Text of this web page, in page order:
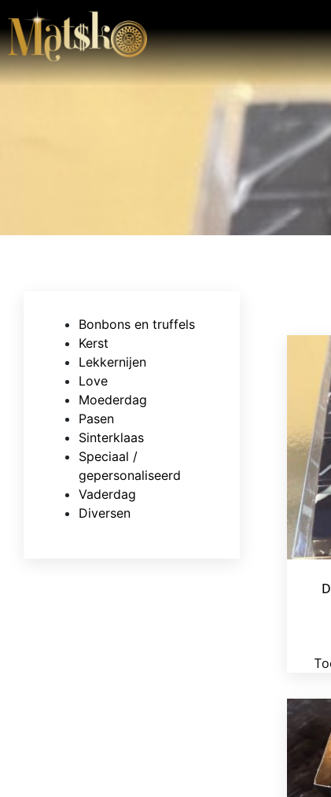
Bonbons en truffels
Kerst
Lekkernijen
Love
Moederdag
Pasen
Sinterklaas
Speciaal /
gepersonaliseerd
Vaderdag
Diversen